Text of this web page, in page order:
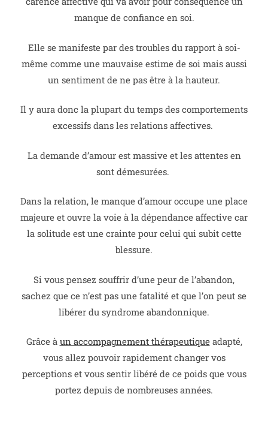
manque de confiance en soi.
Elle se manifeste par des troubles du rapport à soi-
même comme une mauvaise estime de soi mais aussi
un sentiment de ne pas être à la hauteur.
Il y aura donc la plupart du temps des comportements
excessifs dans les relations affectives.
La demande d’amour est massive et les attentes en
sont démesurées.
Dans la relation, le manque d’amour occupe une place
majeure et ouvre la voie à la dépendance affective car
la solitude est une crainte pour celui qui subit cette
blessure.
Si vous pensez souffrir d’une peur de l’abandon,
sachez que ce n’est pas une fatalité et que l’on peut se
libérer du syndrome abandonnique.
Grâce à un accompagnement thérapeutiqueadapté,
vous allez pouvoir rapidement changer vos
perceptions et vous sentir libéré de ce poids que vous
portez depuis de nombreuses années.